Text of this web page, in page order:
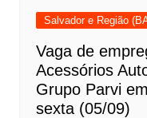
Salvador e Região
Vaga de
Acessórios
Grupo Parvi
sexta (05/09)